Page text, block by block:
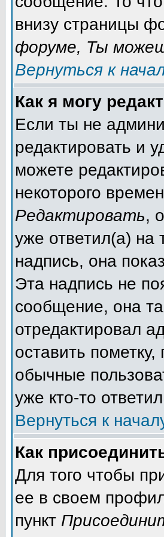
внизу страницы
форуме, Ты
Вернуться к
Как я могу
Если ты не
редактировать и
можете
некоторого
Редактировать,
уже ответил(а)
надпись, она
Эта надпись не
сообщение, она
отредактировал
оставить
обычные
уже кто-то
Вернуться к
Как
Для того чтобы
ее в своем
пункт